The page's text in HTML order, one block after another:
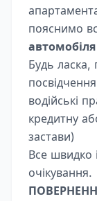
пояснимо
автомобіля
Будь ласка,
водійські
кредитну
застави)
Все швидко
очікування.